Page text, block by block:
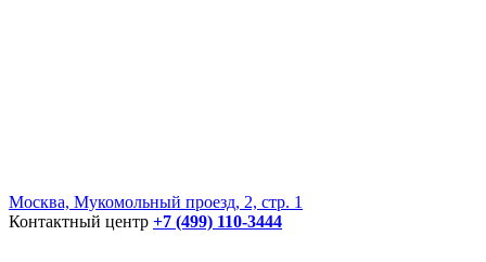
Москва, Мукомольный проезд, 2, стр. 1
Контактный центр +7 (499) 110-3444